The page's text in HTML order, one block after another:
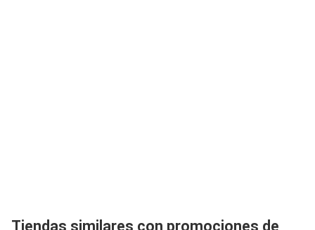
Tiendas similares con promociones de